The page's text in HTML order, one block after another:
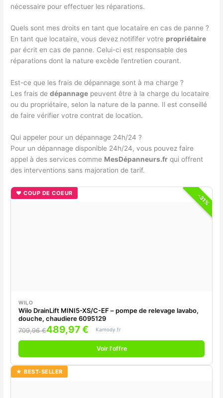
nécessaire pour effectuer les réparations.
Quels sont mes droits en tant que locataire en cas de panne ?
En tant que locataire, vous devez notififer votre propriétaire
par écrit en cas de panne. Celui-ci est responsable des
réparations dont la nature excède l’entretien courant.
Est-ce que les frais de dépannage sont à ma charge ?
Les frais dedépannage peuvent être à la charge du locataire
ou du propriétaire, selon la nature de la panne. Il est conseillé
de faire vérifier votre contrat de location.
Qui appeler pour un dépannage 24h/24 ?
Pour un dépannage disponible 24h/24, vous pouvez faire
appel à des services comme MesDépanneurs.fr qui offrent
des interventions sans majoration de tarif.
-31%
♥ COUP DE COEUR
WILO
Wilo DrainLift MINI5-XS/C-EF – pompe de relevage lavabo,
douche, chaudiere 6095129
709,96 €489,97 € Kamody.fr
Voir l'offre
★ BEST-SELLER